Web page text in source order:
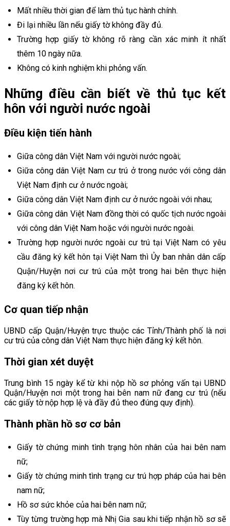
Mất nhiều thời gian để làm thủ tục hành chính.
Đi lại nhiều lần nếu giấy tờ không đầy đủ.
Trường hợp giấy tờ không rõ ràng cần xác minh ít nhất
thêm 10 ngày nữa.
Không có kinh nghiệm khi phỏng vấn.
Những điều cần biết về thủ tục kết
hôn với người nước ngoài
Điều kiện tiến hành
Giữa công dân Việt Nam với người nước ngoài;
Giữa công dân Việt Nam cư trú ở trong nước với công dân
Việt Nam định cư ở nước ngoài;
Giữa công dân Việt Nam định cư ở nước ngoài với nhau;
Giữa công dân Việt Nam đồng thời có quốc tịch nước ngoài
với công dân Việt Nam hoặc với người nước ngoài.
Trường hợp người nước ngoài cư trú tại Việt Nam có yêu
cầu đăng ký kết hôn tại Việt Nam thì Ủy ban nhân dân cấp
Quận/Huyện nơi cư trú của một trong hai bên thực hiện
đăng ký kết hôn.
Cơ quan tiếp nhận
UBND cấp Quận/Huyện trực thuộc các Tỉnh/Thành phố là nơi
cư trú của công dân Việt Nam thực hiện đăng ký kết hôn.
Thời gian xét duyệt
Trung bình 15 ngày kể từ khi nộp hồ sơ phỏng vấn tại UBND
Quận/Huyện nơi một trong hai bên nam nữ đang cư trú (nếu
các giấy tờ nộp hợp lệ và đầy đủ theo đúng quy định).
Thành phần hồ sơ cơ bản
Giấy tờ chứng minh tình trạng hôn nhân của hai bên nam
nữ;
Giấy tờ chứng minh tình trạng cư trú hợp pháp của hai bên
nam nữ;
Hồ sơ sức khỏe của hai bên nam nữ;
Tùy từng trường hợp mà Nhị Gia sau khi tiếp nhận hồ sơ sẽ